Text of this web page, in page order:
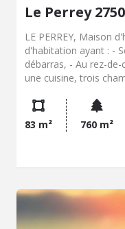
Le Perrey
LE PERREY, Maison
d'habitation ayant : -
débarras, - Au rez-
une cuisine, trois
grenier . Terrain de
énergie : G - Classe
consommation
1/01/2028 si vente
4168 à 5638 € (base
480 € dont 5,40%
Hon. Négo :120 000 €
83 m² 760 m²